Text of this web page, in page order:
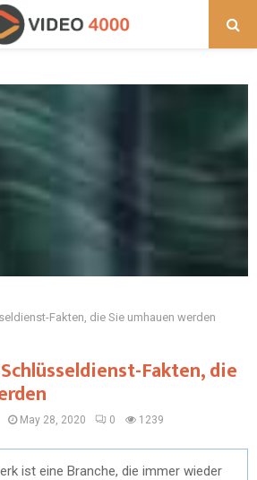
Fakten, die Sie umhauen werden
Fakten, die
May 28, 2020 0 1239
ist eine Branche, die immer wieder